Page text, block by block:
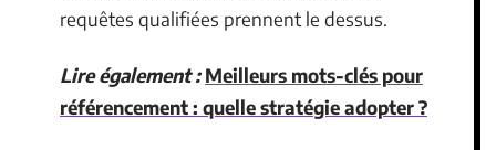
requêtes qualifiées prennent le dessus.
Lire également : Meilleurs mots-clés pour
référencement : quelle stratégie adopter ?